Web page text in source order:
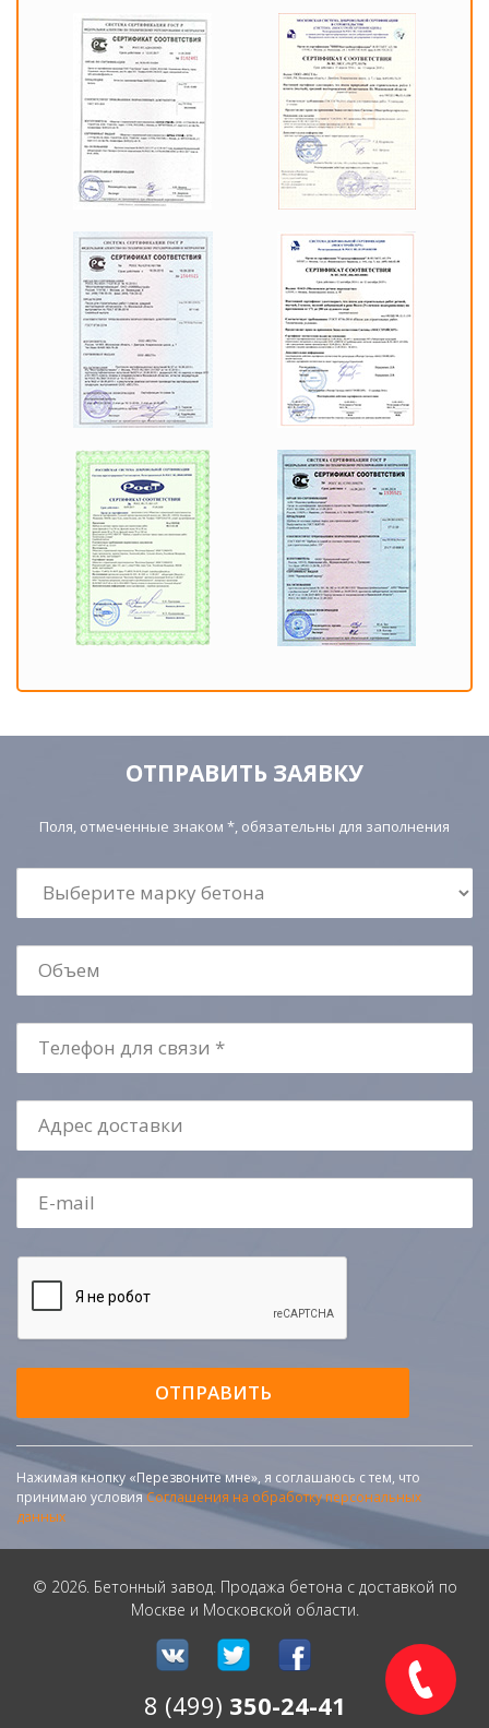
ОТПРАВИТЬ ЗАЯВКУ
Поля, отмеченные знаком *, обязательны для заполнения
ОТПРАВИТЬ
Нажимая кнопку «Перезвоните мне», я соглашаюсь с тем, что
принимаю условияСоглашения на обработку персональных
данных
© 2026. Бетонный завод. Продажа бетона с доставкой по
Москве и Московской области.
8 (499) 350-24-41